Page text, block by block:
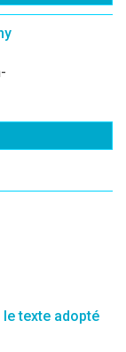
le texte adopté